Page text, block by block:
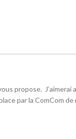
propose.
par la ComCom